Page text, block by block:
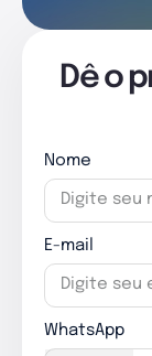
Dê o
Nome
E-mail
WhatsApp